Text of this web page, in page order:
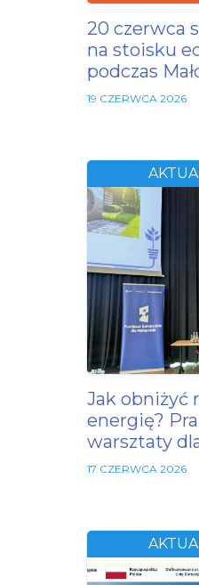
20 czerwca
na stoisku
podczas
19 CZERWCA 2026
Jak obniżyć
energię?
warsztaty
17 CZERWCA 2026